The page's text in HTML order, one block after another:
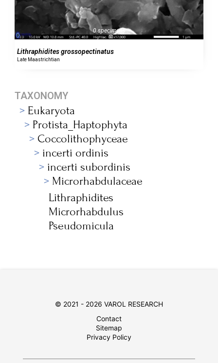
0 specimens
Lithraphidites grossopectinatus
Late Maastrichtian
TAXONOMY
Eukaryota
Protista_Haptophyta
Coccolithophyceae
incerti ordinis
incerti subordinis
Microrhabdulaceae
Lithraphidites
Microrhabdulus
Pseudomicula
© 2021 - 2026 VAROL RESEARCH
Contact
Sitemap
Privacy Policy